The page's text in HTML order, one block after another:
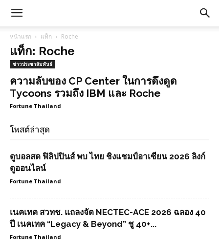
หน้าแรก แท็ก Roche
แท็ก: Roche
ข่าวประชาสัมพันธ์
ความลับของ CP Center ในการดึงดูด
Tycoons รวมถึง IBM และ Roche
Fortune Thailand
โพสต์ล่าสุด
ดูบอลสด ฟิลิปปินส์ พบ ไทย ชิงแชมป์อาเซียน 2026 ลิงก์
ดูออนไลน์
Fortune Thailand
เนคเทค สวทช. แถลงจัด NECTEC-ACE 2026 ฉลอง 40
ปี เนคเทค “Legacy & Beyond” ชู 40+...
Fortune Thailand